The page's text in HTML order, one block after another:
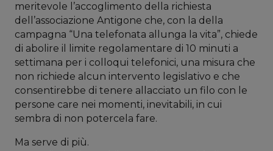
meritevole l’accoglimento della richiesta
dell’associazione Antigone che, con la della
campagna “Una telefonata allunga la vita”, chiede
di abolire il limite regolamentare di 10 minuti a
settimana per i colloqui telefonici, una misura che
non richiede alcun intervento legislativo e che
consentirebbe di tenere allacciato un filo con le
persone care nei momenti, inevitabili, in cui
sembra di non potercela fare.
Ma serve di più.